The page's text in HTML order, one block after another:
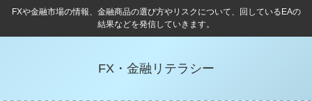
FXや金融市場の情報、金融商品の選び方やリスクについて、回しているEAの
結果などを発信していきます。
FX・金融リテラシー